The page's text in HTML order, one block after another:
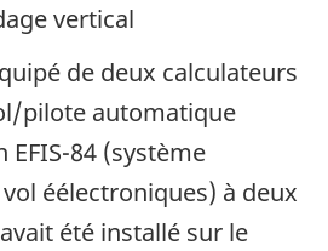
vertical
de deux calculateurs
pilote automatique
EFIS-84 (système
éélectroniques) à deux
été installé sur le